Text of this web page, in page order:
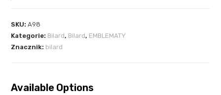
SKU:A98
Kategorie: Bilard, Bilard, EMBLEMATY
Znacznik: bilard
Available Options